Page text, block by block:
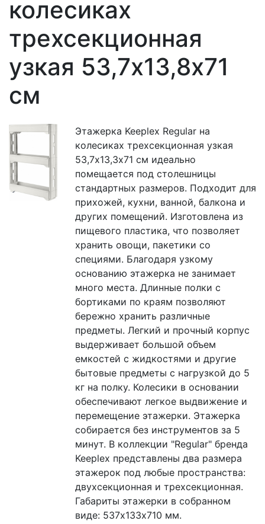
колесиках
трехсекционная
узкая 53,7х13,8х71
см
Этажерка Keeplex Regular на
колесиках трехсекционная узкая
53,7х13,3х71 см идеально
помещается под столешницы
стандартных размеров. Подходит для
прихожей, кухни, ванной, балкона и
других помещений. Изготовлена из
пищевого пластика, что позволяет
хранить овощи, пакетики со
специями. Благодаря узкому
основанию этажерка не занимает
много места. Длинные полки с
бортиками по краям позволяют
бережно хранить различные
предметы. Легкий и прочный корпус
выдерживает большой объем
емкостей с жидкостями и другие
бытовые предметы с нагрузкой до 5
кг на полку. Колесики в основании
обеспечивают легкое выдвижение и
перемещение этажерки. Этажерка
собирается без инструментов за 5
минут. В коллекции "Regular" бренда
Keeplex представлены два размера
этажерок под любые пространства:
двухсекционная и трехсекционная.
Габариты этажерки в собранном
виде: 537х133х710 мм.